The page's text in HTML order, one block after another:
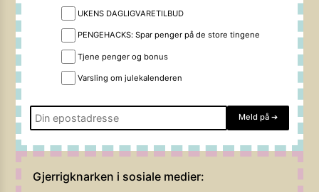
UKENS DAGLIGVARETILBUD
PENGEHACKS: Spar penger på de store tingene
Tjene penger og bonus
Varsling om julekalenderen
Meld på ➔
Gjerrigknarken i sosiale medier: